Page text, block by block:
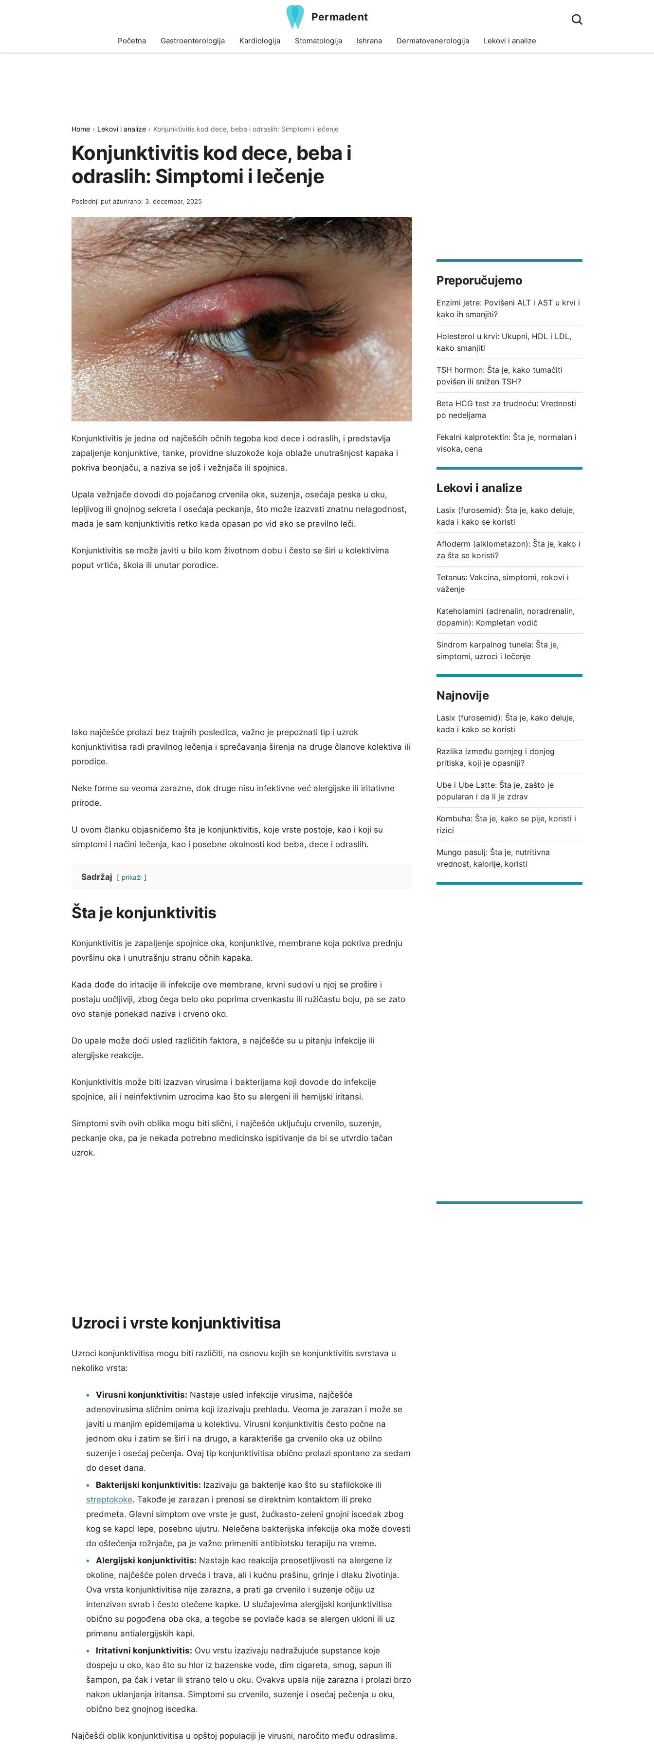
Permadent
Početna Gastroenterologija Kardiologija Stomatologija Ishrana Dermatovenerologija Lekovi i analize
Home Lekovi i analize Konjunktivitis kod dece, beba i odraslih: Simptomi i lečenje
Konjunktivitis kod dece, beba i
odraslih: Simptomi i lečenje
Poslednji put ažurirano: 3. decembar, 2025
Konjunktivitis je jedna od najčešćih očnih tegoba kod dece i odraslih, i predstavlja
zapaljenje konjunktive, tanke, providne sluzokože koja oblaže unutrašnjost kapaka i
pokriva beonjaču, a naziva se još i vežnjača ili spojnica.
Upala vežnjače dovodi do pojačanog crvenila oka, suzenja, osećaja peska u oku,
lepljivog ili gnojnog sekreta i osećaja peckanja, što može izazvati znatnu nelagodnost,
mada je sam konjunktivitis retko kada opasan po vid ako se pravilno leči.
Konjunktivitis se može javiti u bilo kom životnom dobu i često se širi u kolektivima
poput vrtića, škola ili unutar porodice.
Iako najčešće prolazi bez trajnih posledica, važno je prepoznati tip i uzrok
konjunktivitisa radi pravilnog lečenja i sprečavanja širenja na druge članove kolektiva ili
porodice.
Neke forme su veoma zarazne, dok druge nisu infektivne već alergijske ili iritativne
prirode.
U ovom članku objasnićemo šta je konjunktivitis, koje vrste postoje, kao i koji su
simptomi i načini lečenja, kao i posebne okolnosti kod beba, dece i odraslih.
Sadržaj prikaži
Šta je konjunktivitis
Konjunktivitis je zapaljenje spojnice oka, konjunktive, membrane koja pokriva prednju
površinu oka i unutrašnju stranu očnih kapaka.
Kada dođe do iritacije ili infekcije ove membrane, krvni sudovi u njoj se prošire i
postaju uočljiviji, zbog čega belo oko poprima crvenkastu ili ružičastu boju, pa se zato
ovo stanje ponekad naziva i crveno oko.
Do upale može doći usled različitih faktora, a najčešće su u pitanju infekcije ili
alergijske reakcije.
Konjunktivitis može biti izazvan virusima i bakterijama koji dovode do infekcije
spojnice, ali i neinfektivnim uzrocima kao što su alergeni ili hemijski iritansi.
Simptomi svih ovih oblika mogu biti slični, i najčešće uključuju crvenilo, suzenje,
peckanje oka, pa je nekada potrebno medicinsko ispitivanje da bi se utvrdio tačan
uzrok.
Uzroci i vrste konjunktivitisa
Uzroci konjunktivitisa mogu biti različiti, na osnovu kojih se konjunktivitis svrstava u
nekoliko vrsta:
Virusni konjunktivitis: Nastaje usled infekcije virusima, najčešće
adenovirusima sličnim onima koji izazivaju prehladu. Veoma je zarazan i može se
javiti u manjim epidemijama u kolektivu. Virusni konjunktivitis često počne na
jednom oku i zatim se širi i na drugo, a karakteriše ga crvenilo oka uz obilno
suzenje i osećaj pečenja. Ovaj tip konjunktivitisa obično prolazi spontano za sedam
do deset dana.
Bakterijski konjunktivitis: Izazivaju ga bakterije kao što su stafilokoke ili
streptokoke. Takođe je zarazan i prenosi se direktnim kontaktom ili preko
predmeta. Glavni simptom ove vrste je gust, žućkasto-zeleni gnojni iscedak zbog
kog se kapci lepe, posebno ujutru. Nelečena bakterijska infekcija oka može dovesti
do oštećenja rožnjače, pa je važno primeniti antibiotsku terapiju na vreme.
Alergijski konjunktivitis: Nastaje kao reakcija preosetljivosti na alergene iz
okoline, najčešće polen drveća i trava, ali i kućnu prašinu, grinje i dlaku životinja.
Ova vrsta konjunktivitisa nije zarazna, a prati ga crvenilo i suzenje očiju uz
intenzivan svrab i često otečene kapke. U slučajevima alergijski konjunktivitisa
obično su pogođena oba oka, a tegobe se povlače kada se alergen ukloni ili uz
primenu antialergijskih kapi.
Iritativni konjunktivitis: Ovu vrstu izazivaju nadražujuće supstance koje
dospeju u oko, kao što su hlor iz bazenske vode, dim cigareta, smog, sapun ili
šampon, pa čak i vetar ili strano telo u oku. Ovakva upala nije zarazna i prolazi brzo
nakon uklanjanja iritansa. Simptomi su crvenilo, suzenje i osećaj pečenja u oku,
obično bez gnojnog iscedka.
Najčešći oblik konjunktivitisa u opštoj populaciji je virusni, naročito među odraslima.
Preporučujemo
Enzimi jetre: Povišeni ALT i AST u krvi i
kako ih smanjiti?
Holesterol u krvi: Ukupni, HDL i LDL,
kako smanjiti
TSH hormon: Šta je, kako tumačiti
povišen ili snižen TSH?
Beta HCG test za trudnoću: Vrednosti
po nedeljama
Fekalni kalprotektin: Šta je, normalan i
visoka, cena
Lekovi i analize
Lasix (furosemid): Šta je, kako deluje,
kada i kako se koristi
Afloderm (alklometazon): Šta je, kako i
za šta se koristi?
Tetanus: Vakcina, simptomi, rokovi i
važenje
Kateholamini (adrenalin, noradrenalin,
dopamin): Kompletan vodič
Sindrom karpalnog tunela: Šta je,
simptomi, uzroci i lečenje
Najnovije
Lasix (furosemid): Šta je, kako deluje,
kada i kako se koristi
Razlika između gornjeg i donjeg
pritiska, koji je opasniji?
Ube i Ube Latte: Šta je, zašto je
popularan i da li je zdrav
Kombuha: Šta je, kako se pije, koristi i
rizici
Mungo pasulj: Šta je, nutritivna
vrednost, kalorije, koristi